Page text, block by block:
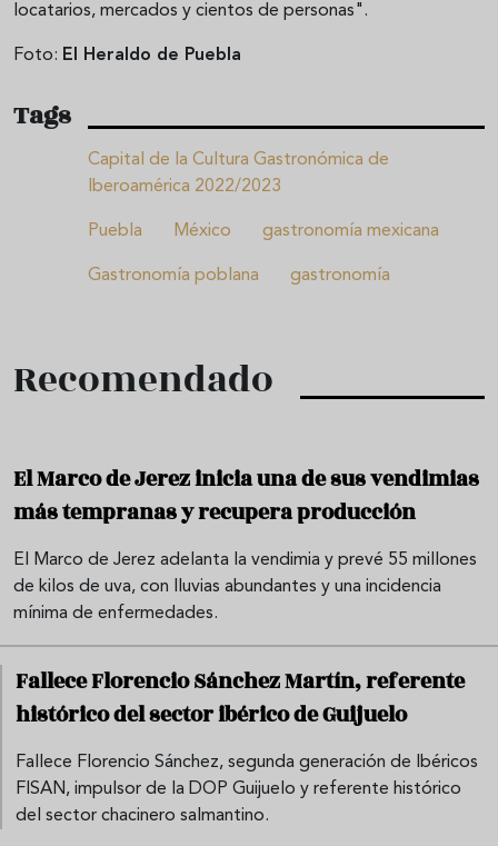
locatarios, mercados y cientos de personas".
Foto: El Heraldo de Puebla
Tags
Capital de la Cultura Gastronómica de
Iberoamérica 2022/2023
Puebla México gastronomía mexicana
Gastronomía poblana gastronomía
Recomendado
El Marco de Jerez inicia una de sus vendimias
más tempranas y recupera producción
El Marco de Jerez adelanta la vendimia y prevé 55 millones
de kilos de uva, con lluvias abundantes y una incidencia
mínima de enfermedades.
Fallece Florencio Sánchez Martín, referente
histórico del sector ibérico de Guijuelo
Fallece Florencio Sánchez, segunda generación de Ibéricos
FISAN, impulsor de la DOP Guijuelo y referente histórico
del sector chacinero salmantino.